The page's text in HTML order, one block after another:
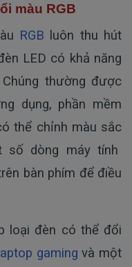
màu RGB
RGB luôn thu hút
LED có khả năng
thường được
dụng, phần mềm
thể chỉnh màu sắc
số dòng máy tính
bàn phím để điều
loại đèn có thể đổi
gaming và một